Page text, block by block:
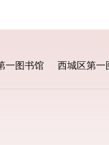
一图书馆 西城区第一